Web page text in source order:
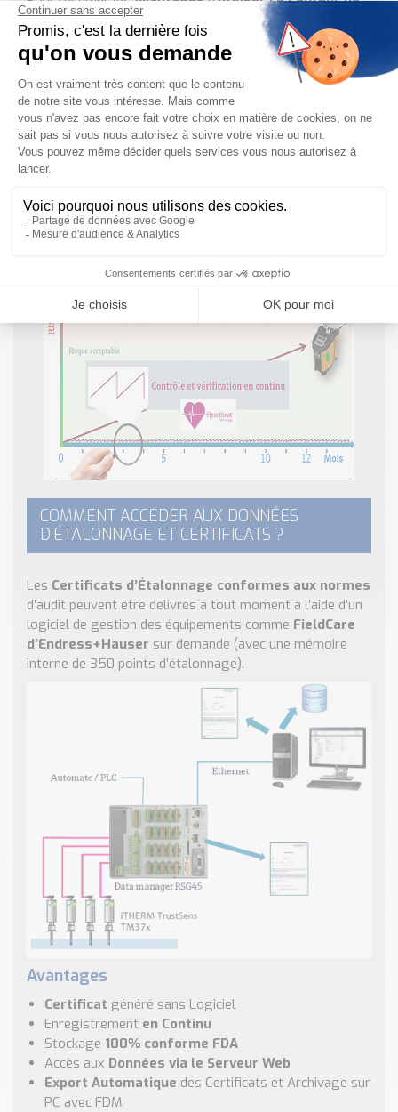
TempératureiTherm TrustSens :
Étalonnage Automatique
Meilleur Fiabilité et Sécurité du Process
Ne Nécessite pas de Personnel Supplémentaires
ou d’Arrêt de l’Installation
Économie de Coût et de Temps(Plus besoin
d’arrêter votre Processus Production pour Étalonner
la Sonde)
Mesures
Intervalle de Contrôle Rapproché
la Température de Curie est atteinte, la
Identification Immédiated’une dérive de la Mesure
COMMENT ACCÉDER AUX DONNÉES
D’ÉTALONNAGE ET CERTIFICATS ?
Les Certificats d’Étalonnage conformes aux normes
d’audit peuvent être délivrés à tout moment à l’aide d’un
logiciel de gestion des équipements comme FieldCare
d’Endress+Hauser sur demande (avec une mémoire
interne de 350 points d’étalonnage).
Avantages
Certificat généré sans Logiciel
Enregistrement en Continu
Stockage 100% conforme FDA
Accès aux Données via le Serveur Web
Export Automatique des Certificats et Archivage sur
PC avec FDM